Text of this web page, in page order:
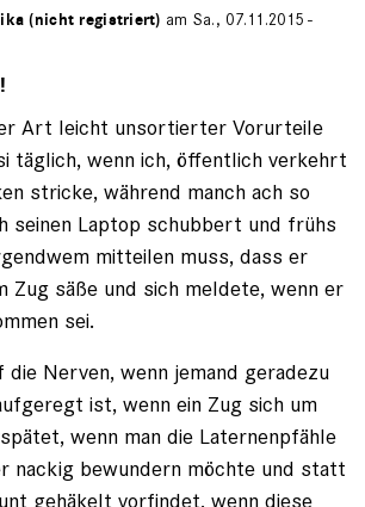
(nicht registriert) am Sa., 07.11.2015 -
Art leicht unsortierter Vorurteile
täglich, wenn ich, öffentlich verkehrt
stricke, während manch ach so
seinen Laptop schubbert und frühs
mitteilen muss, dass er
Zug säße und sich meldete, wenn er
sei.
Nerven, wenn jemand geradezu
ist, wenn ein Zug sich um
wenn man die Laternenpfähle
nackig bewundern möchte und statt
gehäkelt vorfindet, wenn diese